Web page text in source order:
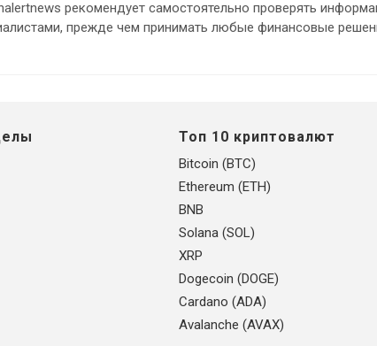
рекомендует самостоятельно проверять
прежде чем принимать любые финансовые
Топ 10 криптовалют
Bitcoin (BTC)
Ethereum (ETH)
BNB
Solana (SOL)
XRP
Dogecoin (DOGE)
Cardano (ADA)
Avalanche (AVAX)